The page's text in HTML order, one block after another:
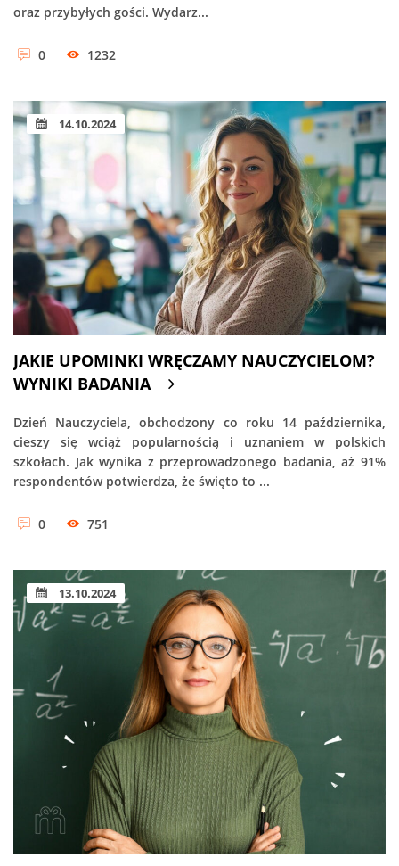
oraz przybyłych gości. Wydarz...
0 1232
14.10.2024
JAKIE UPOMINKI WRĘCZAMY NAUCZYCIELOM?
WYNIKI BADANIA
Dzień Nauczyciela, obchodzony co roku 14 października,
cieszy się wciąż popularnością i uznaniem w polskich
szkołach. Jak wynika z przeprowadzonego badania, aż 91%
respondentów potwierdza, że święto to ...
0 751
13.10.2024